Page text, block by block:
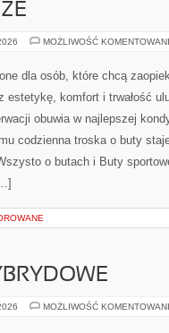
MOŻLIWOŚĆ
dla osób, które chcą
estetykę, komfort i trwałość
obuwia w najlepszej
codzienna troska o buty
o butach i Buty
MOŻLIWOŚĆ